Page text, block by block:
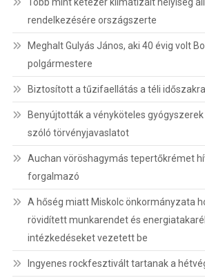
rendelkezésére országszerte
Meghalt Gulyás János, aki 40 évig volt
polgármestere
Biztosított a tűzifaellátás a téli időszakra
Benyújtották a vényköteles
szóló törvényjavaslatot
Auchan vöröshagymás tepertőkrémet
forgalmazó
A hőség miatt Miskolc önkormányzata
rövidített munkarendet és
intézkedéseket vezetett be
Ingyenes rockfesztivált tartanak a